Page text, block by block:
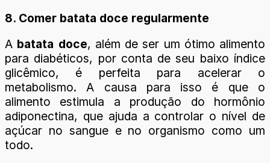
8. Comer batata doce regularmente
A batata doce, além de ser um ótimo alimento
para diabéticos, por conta de seu baixo índice
glicêmico, é perfeita para acelerar o
metabolismo. A causa para isso é que o
alimento estimula a produção do hormônio
adiponectina, que ajuda a controlar o nível de
açúcar no sangue e no organismo como um
todo.